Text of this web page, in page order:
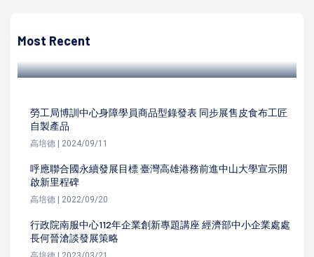
Most Recent
共襄盛舉
勞工局博訓中心身障學員商品型錄發表 同步展售皮食布工匠
自製產品
高培德 | 2024/09/11
呼應聯合國永續發展目標 臺灣高雄港務前進中山大學宣示開
啟新里程碑
高培德 | 2022/09/20
行政院南服中心112年企業創新專題講座 經濟部中小企業處處
長何晉滄談發展策略